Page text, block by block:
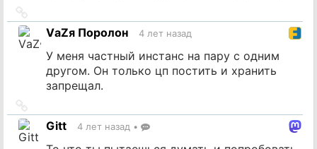
на
источник
VаZя Поролон 4 лет назад
У меня частный инстанс на пару с одним
другом. Он только цп постить и хранить
запрещал.
на
источник
Gitt 4 лет назад •